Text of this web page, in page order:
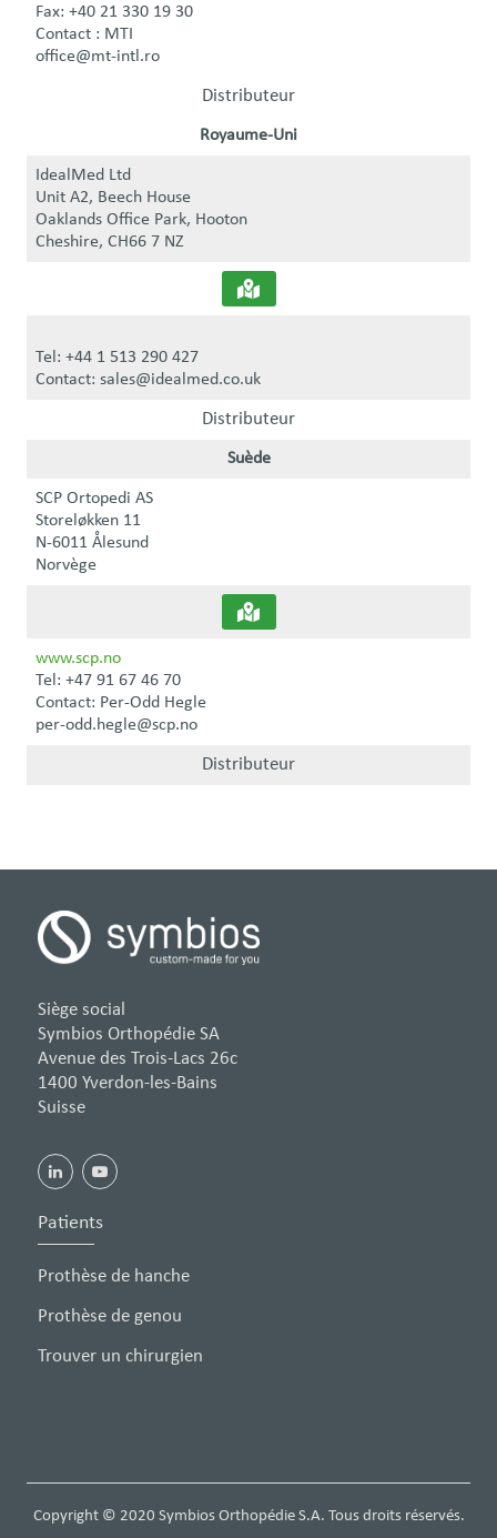
Fax: +40 21 330 19 30
Contact : MTI
office@mt-intl.ro
Distributeur
Royaume-Uni
IdealMed Ltd
Unit A2, Beech House
Oaklands Office Park, Hooton
Cheshire, CH66 7 NZ
Tel: +44 1 513 290 427
Contact: sales@idealmed.co.uk
Distributeur
Suède
SCP Ortopedi AS
Storeløkken 11
N-6011 Ålesund
Norvège
www.scp.no
Tel: +47 91 67 46 70
Contact: Per-Odd Hegle
per-odd.hegle@scp.no
Distributeur
Siège social
Symbios Orthopédie SA
Avenue des Trois-Lacs 26c
1400 Yverdon-les-Bains
Suisse
Patients
Prothèse de hanche
Prothèse de genou
Trouver un chirurgien
Copyright © 2020 Symbios Orthopédie S.A. Tous droits réservés.
Nous utilisons des cookies pour nous assurer que
×